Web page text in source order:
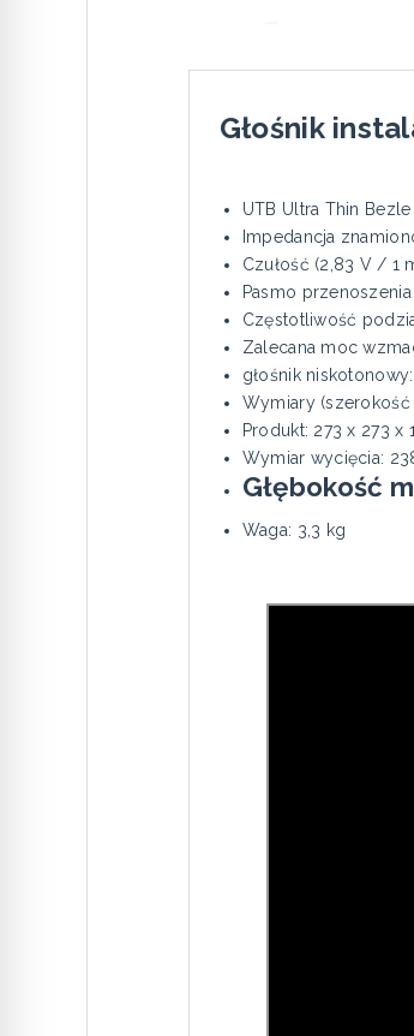
Głośnik
UTB Ultra Thin Bezle
Impedancja
Czułość (2,83 V / 1
Pasmo
Częstotliwość
Zalecana moc
głośnik
Wymiary
Produkt: 273 x 273 x
Wymiar wycięcia:
Głębokość
Waga: 3,3 kg